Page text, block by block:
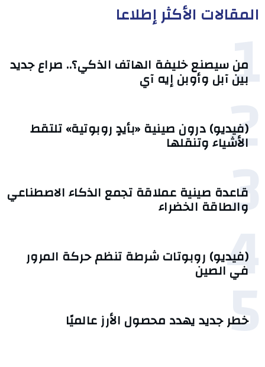
المقالات الأكثر إطلاعا
1
من سيصنع خليفة الهاتف الذكي؟.. صراع جديد
بين آبل وأوبن إيه آي
2
(فيديو) درون صينية «بأيدٍ روبوتية» تلتقط
الأشياء وتنقلها
3
قاعدة صينية عملاقة تجمع الذكاء الاصطناعي
والطاقة الخضراء
4
(فيديو) روبوتات شرطة تنظم حركة المرور
في الصين
5
خطر جديد يهدد محصول الأرز عالميًا